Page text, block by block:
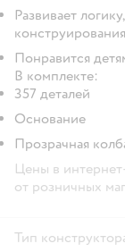
Развивает
Понравится
В комплекте:
357 деталей
Основание
Прозрачная
Цены в
от розничных
Тип